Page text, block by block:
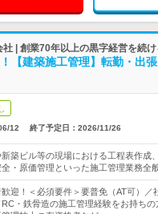
社 | 創業70年以上の黒字経営を続
【建築施工管理】転勤・出
12 終了予定日： 2026/11/26
築ビル等の現場における工程表作成
・原価管理といった施工管理業務全
迎！＜必須要件＞要普免（AT可）／
・鉄骨造の施工管理経験をお持ちの